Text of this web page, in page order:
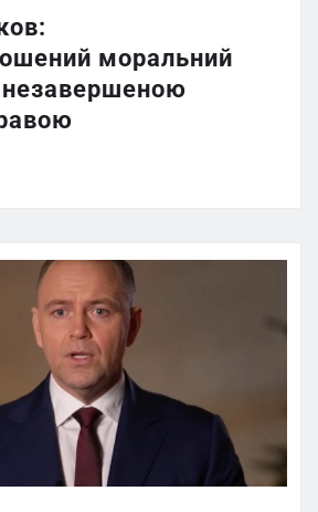
моральний
незавершеною